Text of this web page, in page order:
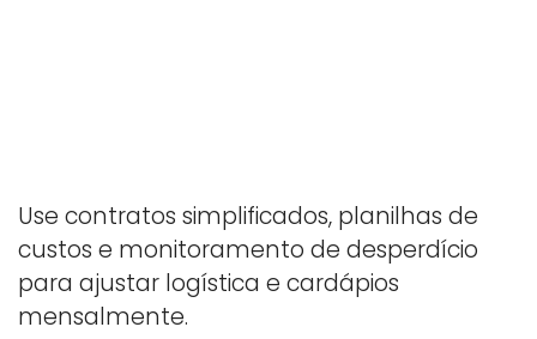
Use contratos simplificados, planilhas de
custos e monitoramento de desperdício
para ajustar logística e cardápios
mensalmente.